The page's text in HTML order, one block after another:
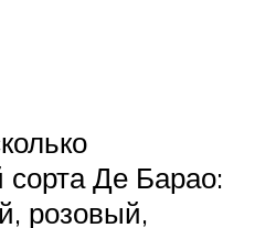
сорта Де Барао:
розовый,